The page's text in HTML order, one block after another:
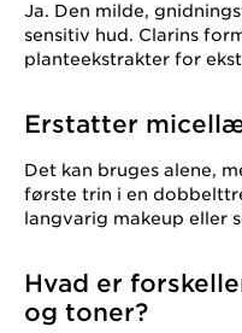
Ja. Den milde,
sensitiv hud. Clarins
planteekstrakter for
Erstatter
Det kan bruges alene,
første trin i en
langvarig makeup eller
Hvad er
og toner?